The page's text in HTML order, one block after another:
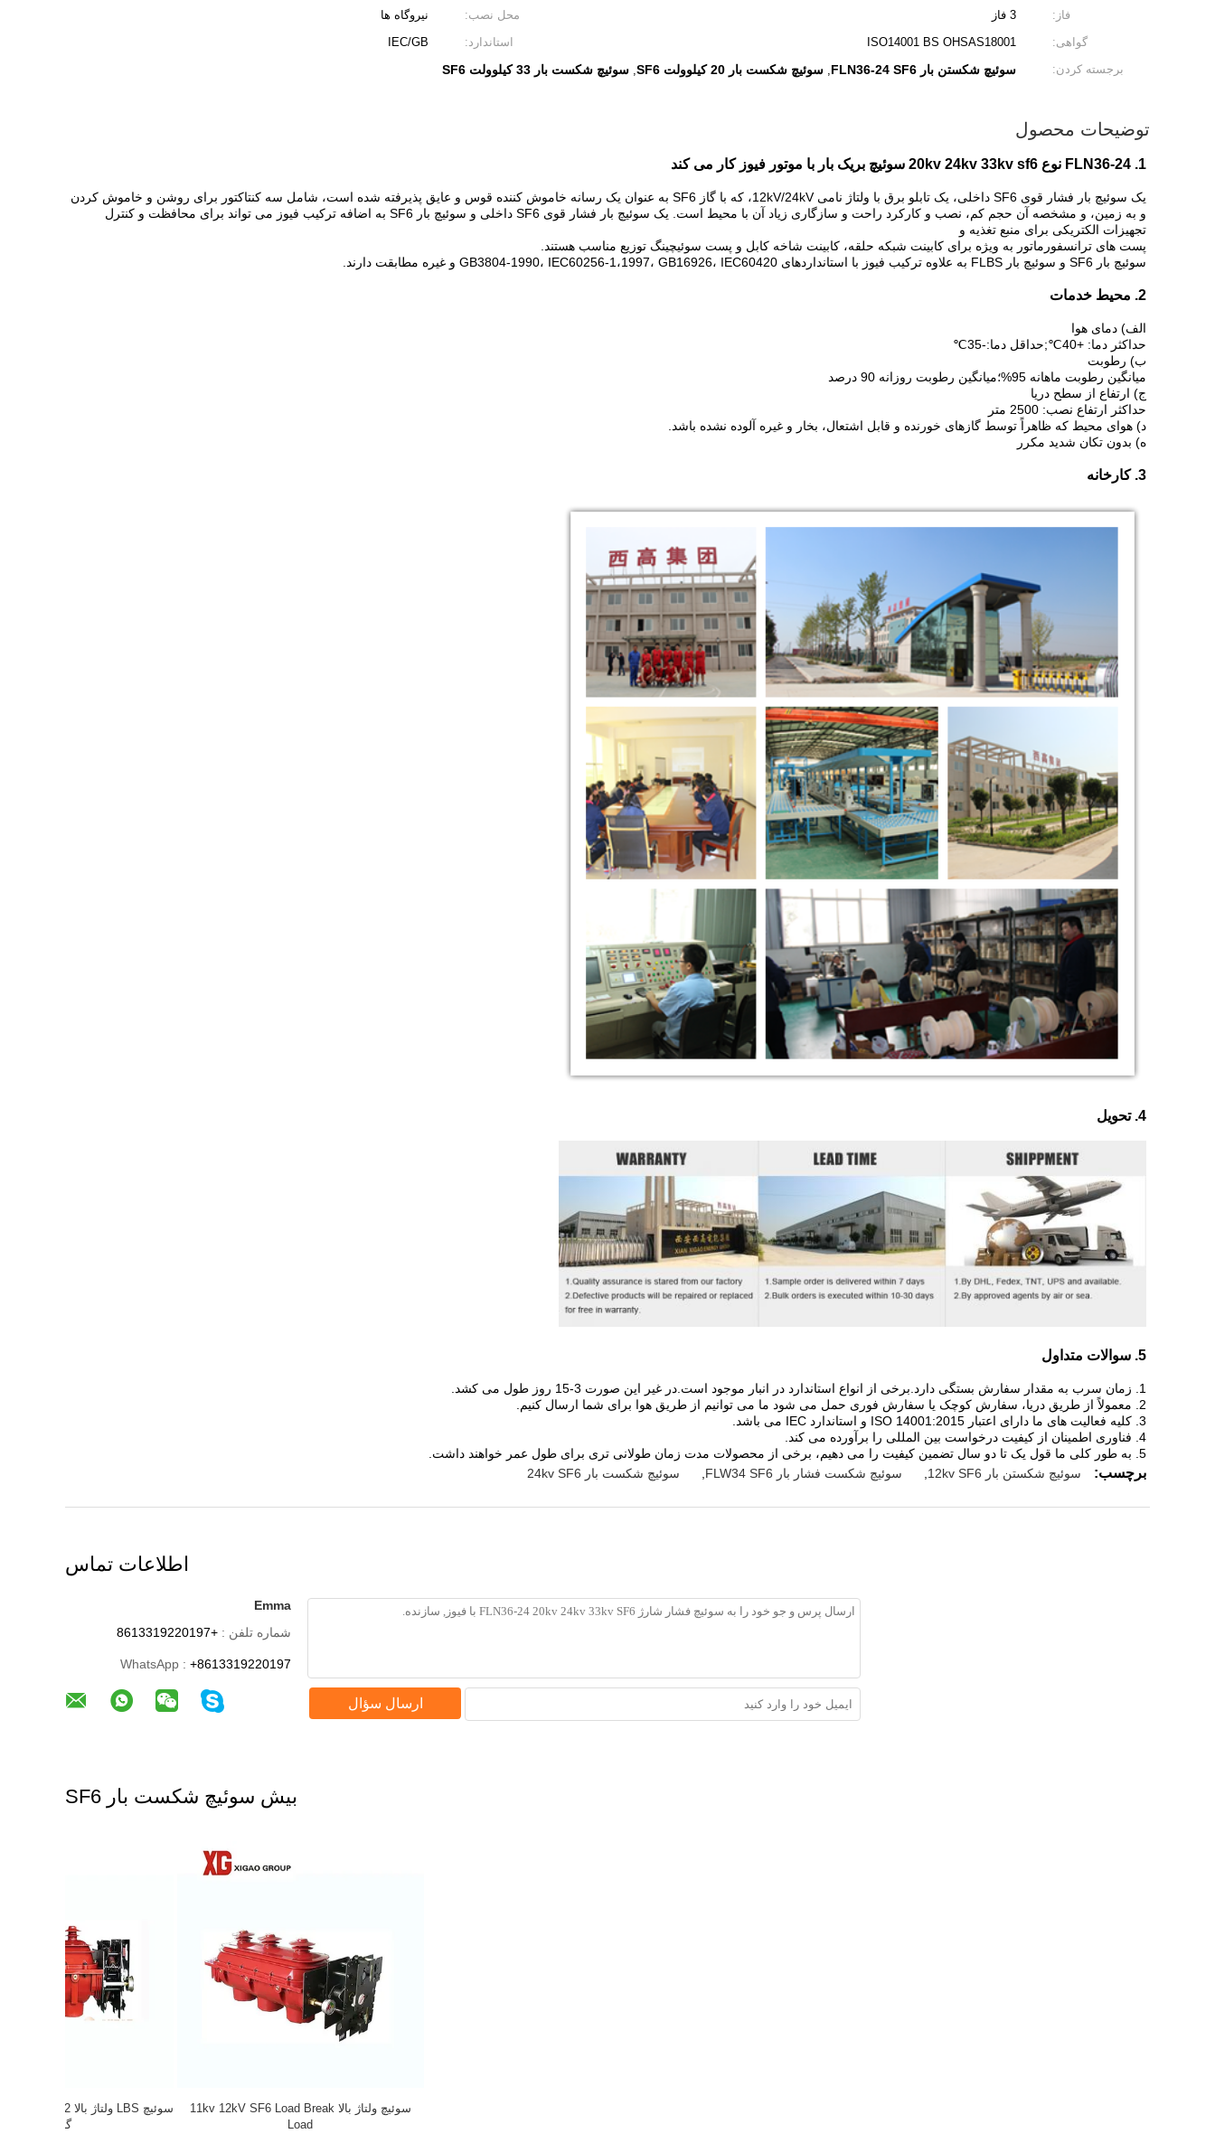
فاز:
3 فاز محل نصب:
نیروگاه ها
گواهی:
ISO14001 BS OHSAS18001 استاندارد:
IEC/GB
برجسته کردن:
سوئیچ شکستن بار FLN36-24 SF6 , سوئیچ شکست بار 20 کیلوولت SF6 , سوئیچ شکست بار 33 کیلوولت SF6
توضیحات محصول
1. FLN36-24 نوع 20kv 24kv 33kv sf6 سوئیچ بریک بار با موتور فیوز کار می کند
یک سوئیچ بار فشار قوی SF6 داخلی، یک تابلو برق با ولتاژ نامی 12kV/24kV، که با گاز SF6 به عنوان یک رسانه خاموش کننده قوس و عایق پذیرفته شده است، شامل سه کنتاکتور برای روشن و خاموش کردن
و به زمین، و مشخصه آن حجم کم، نصب و کارکرد راحت و سازگاری زیاد آن با محیط است. یک سوئیچ بار فشار قوی SF6 داخلی و سوئیچ بار SF6 به اضافه ترکیب فیوز می تواند برای محافظت و کنترل
تجهیزات الکتریکی برای منبع تغذیه و
پست های ترانسفورماتور به ویژه برای کابینت شبکه حلقه، کابینت شاخه کابل و پست سوئیچینگ توزیع مناسب هستند.
سوئیچ بار SF6 و سوئیچ بار FLBS به علاوه ترکیب فیوز با استانداردهای GB3804-1990، IEC60256-1،1997، GB16926، IEC60420 و غیره مطابقت دارند.
2. محیط خدمات
الف) دمای هوا
حداکثر دما: +40℃;حداقل دما:-35℃
ب) رطوبت
میانگین رطوبت ماهانه 95%؛میانگین رطوبت روزانه 90 درصد
ج) ارتفاع از سطح دریا
حداکثر ارتفاع نصب: 2500 متر
د) هوای محیط که ظاهراً توسط گازهای خورنده و قابل اشتعال، بخار و غیره آلوده نشده باشد.
ه) بدون تکان شدید مکرر
3. کارخانه
4. تحویل
5. سوالات متداول
1. زمان سرب به مقدار سفارش بستگی دارد.برخی از انواع استاندارد در انبار موجود است.در غیر این صورت 3-15 روز طول می کشد.
2. معمولاً از طریق دریا، سفارش کوچک یا سفارش فوری حمل می شود ما می توانیم از طریق هوا برای شما ارسال کنیم.
3. کلیه فعالیت های ما دارای اعتبار ISO 14001:2015 و استاندارد IEC می باشد.
4. فناوری اطمینان از کیفیت درخواست بین المللی را برآورده می کند.
5. به طور کلی ما قول یک تا دو سال تضمین کیفیت را می دهیم، برخی از محصولات مدت زمان طولانی تری برای طول عمر خواهند داشت.
برچسب: سوئیچ شکستن بار 12kv SF6 سوئیچ شکست فشار بار FLW34 SF6 سوئیچ شکست بار 24kv SF6
اطلاعات تماس
Emma
شماره تلفن : +8613319220197
WhatsApp : +8613319220197
ارسال سؤال
بیش سوئیچ شکست بار SF6